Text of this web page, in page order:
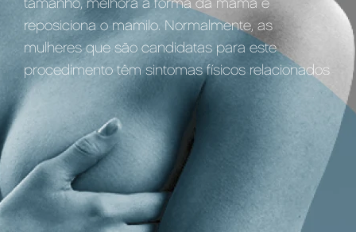
tamanho, melhora a forma da mama e
reposiciona o mamilo. Normalmente, as
mulheres que são candidatas para este
procedimento têm sintomas físicos relacionados
com o peso ou a forma.